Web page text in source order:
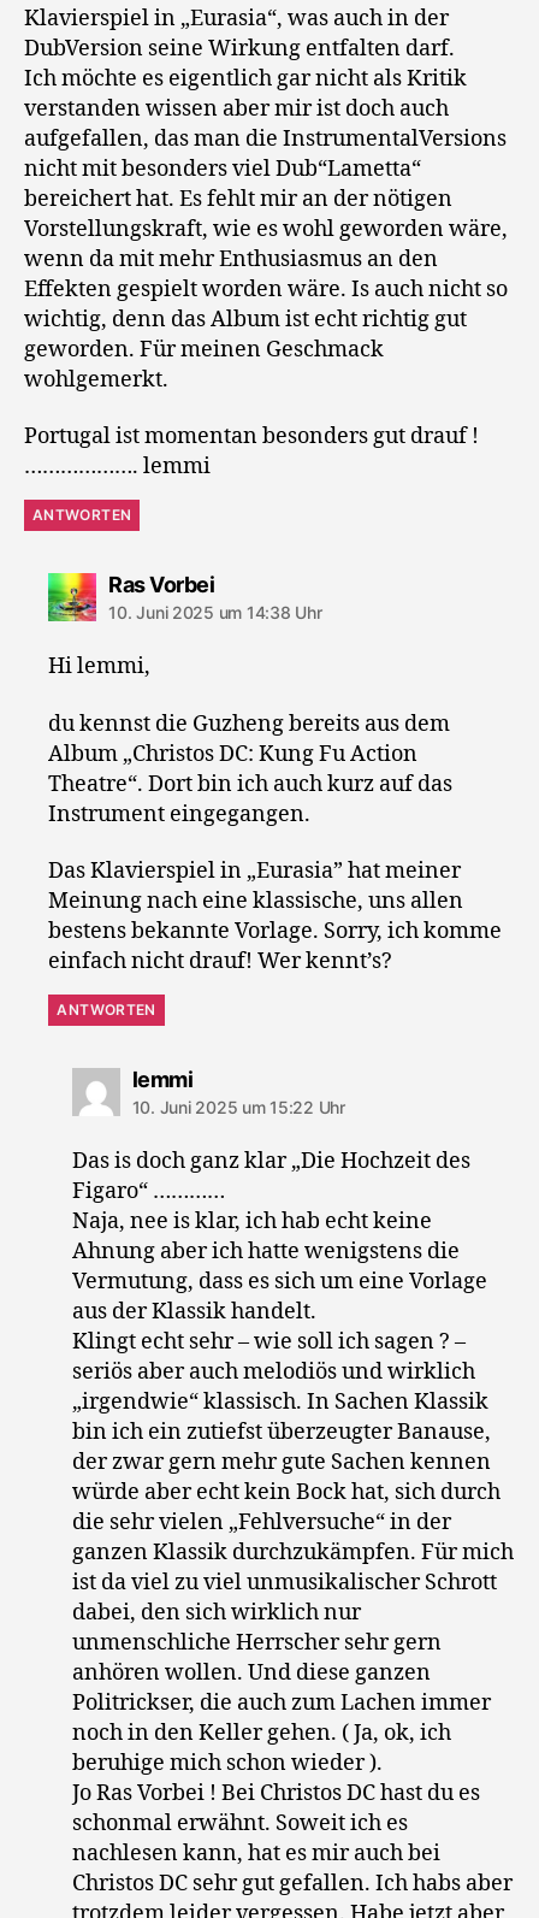
Klavierspiel in „Eurasia“, was auch in der
DubVersion seine Wirkung entfalten darf.
Ich möchte es eigentlich gar nicht als Kritik
verstanden wissen aber mir ist doch auch
aufgefallen, das man die InstrumentalVersions
nicht mit besonders viel Dub“Lametta“
bereichert hat. Es fehlt mir an der nötigen
Vorstellungskraft, wie es wohl geworden wäre,
wenn da mit mehr Enthusiasmus an den
Effekten gespielt worden wäre. Is auch nicht so
wichtig, denn das Album ist echt richtig gut
geworden. Für meinen Geschmack
wohlgemerkt.
Portugal ist momentan besonders gut drauf !
………………. lemmi
ANTWORTEN
Ras Vorbeisagt:
10. Juni 2025 um 14:38 Uhr
Hi lemmi,
du kennst die Guzheng bereits aus dem
Album „Christos DC: Kung Fu Action
Theatre“. Dort bin ich auch kurz auf das
Instrument eingegangen.
Das Klavierspiel in „Eurasia” hat meiner
Meinung nach eine klassische, uns allen
bestens bekannte Vorlage. Sorry, ich komme
einfach nicht drauf! Wer kennt’s?
ANTWORTEN
lemmisagt:
10. Juni 2025 um 15:22 Uhr
Das is doch ganz klar „Die Hochzeit des
Figaro“ …………
Naja, nee is klar, ich hab echt keine
Ahnung aber ich hatte wenigstens die
Vermutung, dass es sich um eine Vorlage
aus der Klassik handelt.
Klingt echt sehr – wie soll ich sagen ? –
seriös aber auch melodiös und wirklich
„irgendwie“ klassisch. In Sachen Klassik
bin ich ein zutiefst überzeugter Banause,
der zwar gern mehr gute Sachen kennen
würde aber echt kein Bock hat, sich durch
die sehr vielen „Fehlversuche“ in der
ganzen Klassik durchzukämpfen. Für mich
ist da viel zu viel unmusikalischer Schrott
dabei, den sich wirklich nur
unmenschliche Herrscher sehr gern
anhören wollen. Und diese ganzen
Politrickser, die auch zum Lachen immer
noch in den Keller gehen. ( Ja, ok, ich
beruhige mich schon wieder ).
Jo Ras Vorbei ! Bei Christos DC hast du es
schonmal erwähnt. Soweit ich es
nachlesen kann, hat es mir auch bei
Christos DC sehr gut gefallen. Ich habs aber